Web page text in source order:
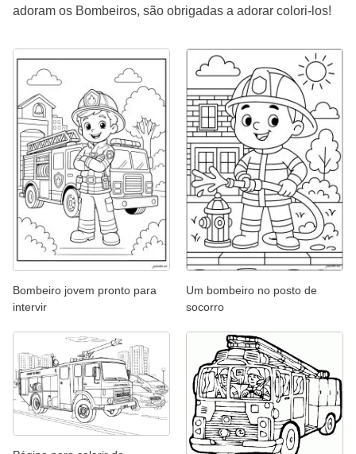
adoram os Bombeiros, são obrigadas a adorar colori-los!
Bombeiro jovem pronto para
intervir
Um bombeiro no posto de
socorro